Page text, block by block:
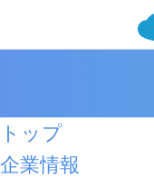
トップ
企業情報